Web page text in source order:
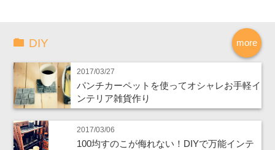
more
DIY
2017/03/27
パンチカーペットを使ってオシャレお手軽イ
ンテリア雑貨作り
2017/03/06
100均すのこが侮れない！DIYで万能インテ